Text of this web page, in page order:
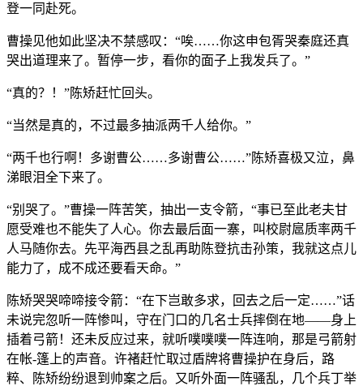
登一同赴死。
曹操见他如此坚决不禁感叹：“唉……你这申包胥哭秦庭还真
哭出道理来了。暂停一步，看你的面子上我发兵了。”
“真的？！”陈矫赶忙回头。
“当然是真的，不过最多抽派两千人给你。”
“两千也行啊！多谢曹公……多谢曹公……”陈矫喜极又泣，鼻
涕眼泪全下来了。
“别哭了。”曹操一阵苦笑，抽出一支令箭，“事已至此老夫甘
愿受难也不能失了人心。你去最后面一寨，叫校尉扈质率两千
人马随你去。先平海西县之乱再助陈登抗击孙策，我就这点儿
能力了，成不成还要看天命。”
陈矫哭哭啼啼接令箭：“在下岂敢多求，回去之后一定……”话
未说完忽听一阵惨叫，守在门口的几名士兵摔倒在地——身上
插着弓箭！还未反应过来，就听噗噗噗一阵连响，那是弓箭射
在帐-篷上的声音。许褚赶忙取过盾牌将曹操护在身后，路
粹、陈矫纷纷退到帅案之后。又听外面一阵骚乱，几个兵丁举